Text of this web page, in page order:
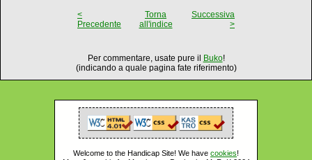
<
Precedente
Torna
all'indice
Successiva
>
Per commentare, usate pure il Buko!
(indicando a quale pagina fate riferimento)
Welcome to the Handicap Site! We have cookies!